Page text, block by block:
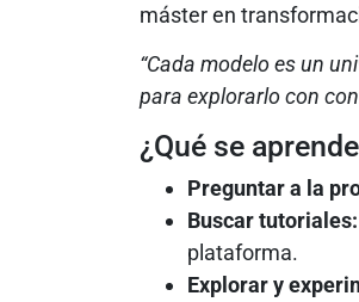
máster en
“Cada modelo es un
para explorarlo con
¿Qué se
Preguntar a la
Buscar tutoriales:
plataforma.
Explorar y